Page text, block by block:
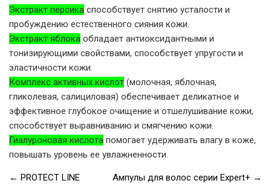
Экстракт персика способствует снятию усталости и
пробуждению естественного сияния кожи.
Экстракт яблока обладает антиоксидантными и
тонизирующими свойствами, способствует упругости и
эластичности кожи.
Комплекс активных кислот (молочная, яблочная,
гликолевая, салициловая) обеспечивает деликатное и
эффективное глубокое очищение и отшелушивание кожи,
способствует выравниванию и смягчению кожи.
Гиалуроновая кислота помогает удерживать влагу в коже,
повышать уровень ее увлажненности.
← PROTECT LINE Ампулы для волос серии Expert+ →